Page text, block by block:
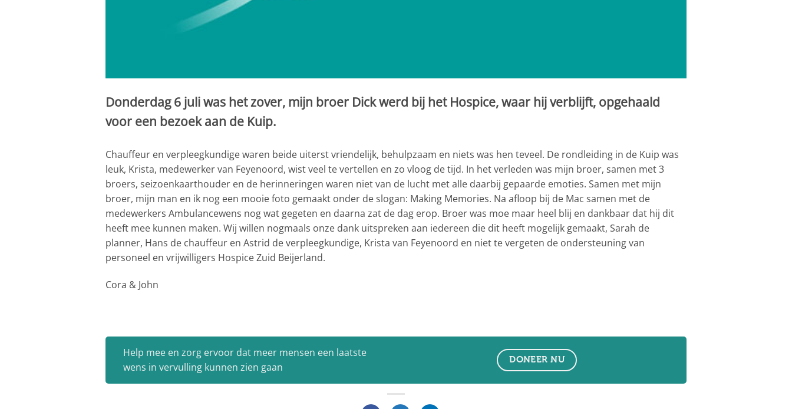
Donderdag 6 juli was het zover, mijn broer Dick werd bij het Hospice, waar hij verblijft, opgehaald
voor een bezoek aan de Kuip.
Chauffeur en verpleegkundige waren beide uiterst vriendelijk, behulpzaam en niets was hen teveel. De rondleiding in de Kuip was
leuk, Krista, medewerker van Feyenoord, wist veel te vertellen en zo vloog de tijd. In het verleden was mijn broer, samen met 3
broers, seizoenkaarthouder en de herinneringen waren niet van de lucht met alle daarbij gepaarde emoties. Samen met mijn
broer, mijn man en ik nog een mooie foto gemaakt onder de slogan: Making Memories. Na afloop bij de Mac samen met de
medewerkers Ambulancewens nog wat gegeten en daarna zat de dag erop. Broer was moe maar heel blij en dankbaar dat hij dit
heeft mee kunnen maken. Wij willen nogmaals onze dank uitspreken aan iedereen die dit heeft mogelijk gemaakt, Sarah de
planner, Hans de chauffeur en Astrid de verpleegkundige, Krista van Feyenoord en niet te vergeten de ondersteuning van
personeel en vrijwilligers Hospice Zuid Beijerland.
Cora & John
Help mee en zorg ervoor dat meer mensen een laatste
wens in vervulling kunnen zien gaan
DONEER NU